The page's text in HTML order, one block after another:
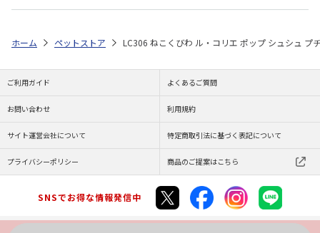
ホーム ペットストア LC306 ねこくびわ ル・コリエ ポップ シュシュ プ
ご利用ガイド よくあるご質問
お問い合わせ 利用規約
サイト運営会社について 特定商取引法に基づく表記について
プライバシーポリシー 商品のご提案はこちら
SNSでお得な情報発信中